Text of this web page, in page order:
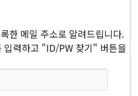
한 메일 주소로 알려드립니다.
입력하고 "ID/PW 찾기" 버튼을